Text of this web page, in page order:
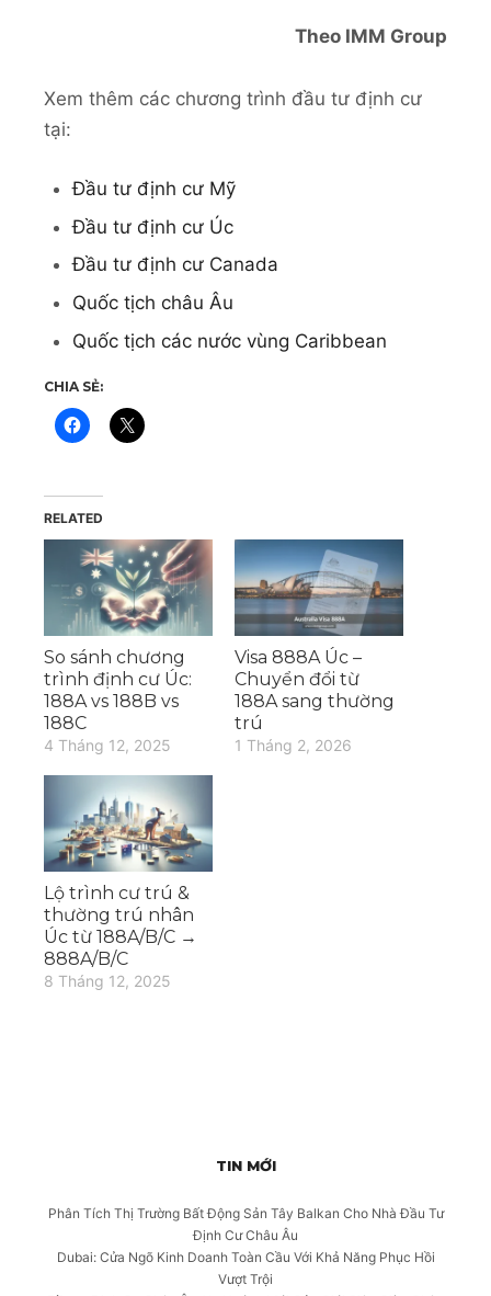
Theo IMM Group
Xem thêm các chương trình đầu tư định cư
tại:
Đầu tư định cư Mỹ
Đầu tư định cư Úc
Đầu tư định cư Canada
Quốc tịch châu Âu
Quốc tịch các nước vùng Caribbean
CHIA SẺ:
RELATED
So sánh chương
trình định cư Úc:
188A vs 188B vs
188C
4 Tháng 12, 2025
Visa 888A Úc –
Chuyển đổi từ
188A sang thường
trú
1 Tháng 2, 2026
Lộ trình cư trú &
thường trú nhân
Úc từ 188A/B/C →
888A/B/C
8 Tháng 12, 2025
TIN MỚI
Phân Tích Thị Trường Bất Động Sản Tây Balkan Cho Nhà Đầu Tư
Định Cư Châu Âu
Dubai: Cửa Ngõ Kinh Doanh Toàn Cầu Với Khả Năng Phục Hồi
Vượt Trội